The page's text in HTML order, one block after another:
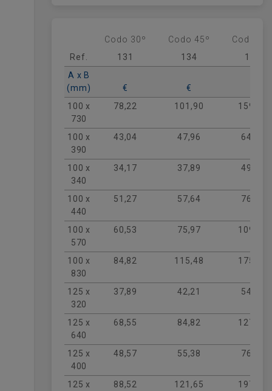
en sistemas de
climatización (HVAC) y
ventilación vista
eficiencia energética y un funcionamiento
silencioso. Gracias a su construcción
robusta, asegura una
estanqueidad total
y una resistencia superior a las presiones
del caudal. Disponible en diversos ángulos
y dimensiones, es la solución profesional
para mantener el rendimiento de tu
sistema oval en los puntos más críticos del
montaje.
Codo 30º Codo 45º
Codo
Ref.
131 134
139
A x B
(mm)
€ €
100 x
730
78,22 101,90 159,34
100 x
390
43,04 47,96 64,43
100 x
340
34,17 37,89 49,60
100 x
440
51,27 57,64 76,79
100 x
570
60,53 75,97 109,71
100 x
830
84,82 115,48 175,17
125 x
320
37,89 42,21 54,97
125 x
640
68,55 84,82 127,44
125 x
400
48,57 55,38 76,79
125 x
88,52 121,65 197,82